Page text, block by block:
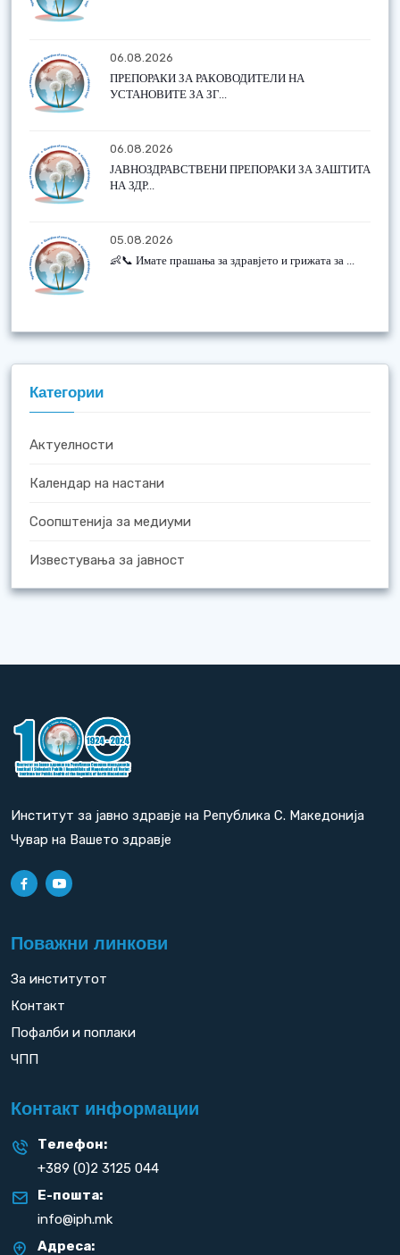
06.08.2026
ПРЕПОРАКИ ЗА РАКОВОДИТЕЛИ НА
УСТАНОВИТЕ ЗА ЗГ...
06.08.2026
ЈАВНОЗДРАВСТВЕНИ ПРЕПОРАКИ ЗА ЗАШТИТА
НА ЗДР...
05.08.2026
👶📞 Имате прашања за здравјето и грижата за ...
Категории
Актуелности
Календар на настани
Соопштенија за медиуми
Известувања за јавност
Институт за јавно здравје на Република С. Македонија
Чувар на Вашето здравје
Поважни линкови
За институтот
Контакт
Пофалби и поплаки
ЧПП
Контакт информации
Телефон:
+389 (0)2 3125 044
Е-пошта:
info@iph.mk
Адреса: